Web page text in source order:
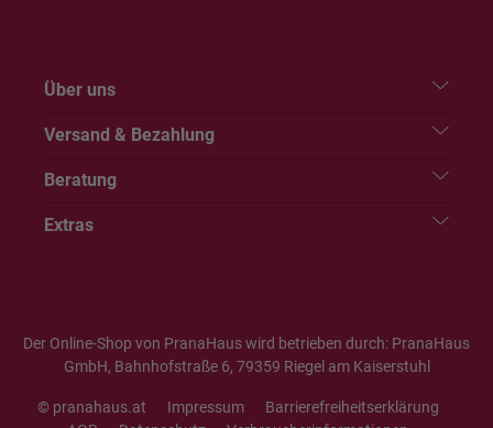
Über uns
Versand & Bezahlung
Beratung
Extras
Der Online-Shop von PranaHaus wird betrieben durch: PranaHaus
GmbH, Bahnhofstraße 6, 79359 Riegel am Kaiserstuhl
© pranahaus.at Impressum
Barrierefreiheitserklärung